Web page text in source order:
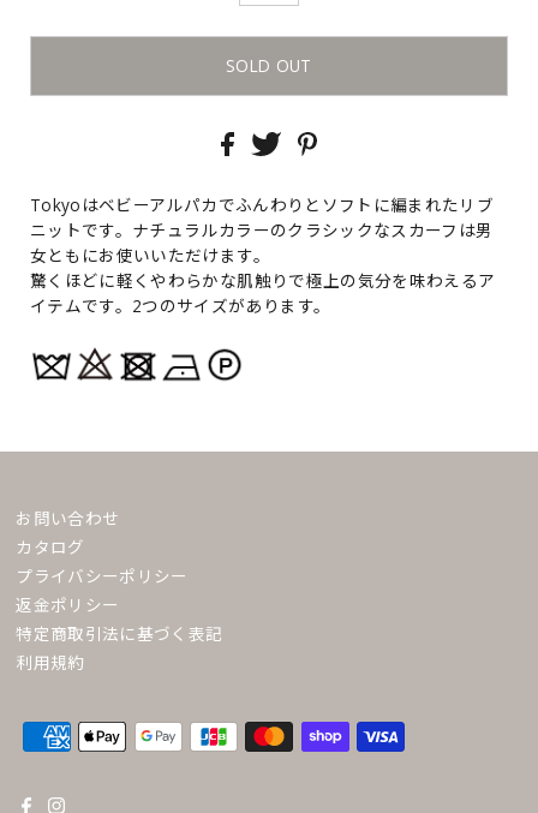
Tokyoはベビーアルパカでふんわりとソフトに編まれたリブ
ニットです。ナチュラルカラーのクラシックなスカーフは男
女ともにお使いいただけます。
驚くほどに軽くやわらかな肌触りで極上の気分を味わえるア
イテムです。2つのサイズがあります。
お問い合わせ
カタログ
プライバシーポリシー
返金ポリシー
特定商取引法に基づく表記
利用規約